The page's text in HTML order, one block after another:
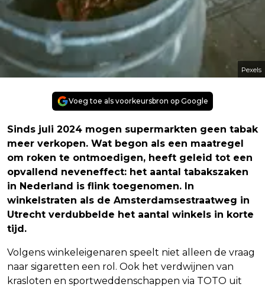
Pexels
Voeg toe als voorkeursbron op Google
Sinds juli 2024 mogen supermarkten geen tabak
meer verkopen. Wat begon als een maatregel
om roken te ontmoedigen, heeft geleid tot een
opvallend neveneffect: het aantal tabakszaken
in Nederland is flink toegenomen. In
winkelstraten als de Amsterdamsestraatweg in
Utrecht verdubbelde het aantal winkels in korte
tijd.
Volgens winkeleigenaren speelt niet alleen de vraag
naar sigaretten een rol. Ook het verdwijnen van
krasloten en sportweddenschappen via TOTO uit